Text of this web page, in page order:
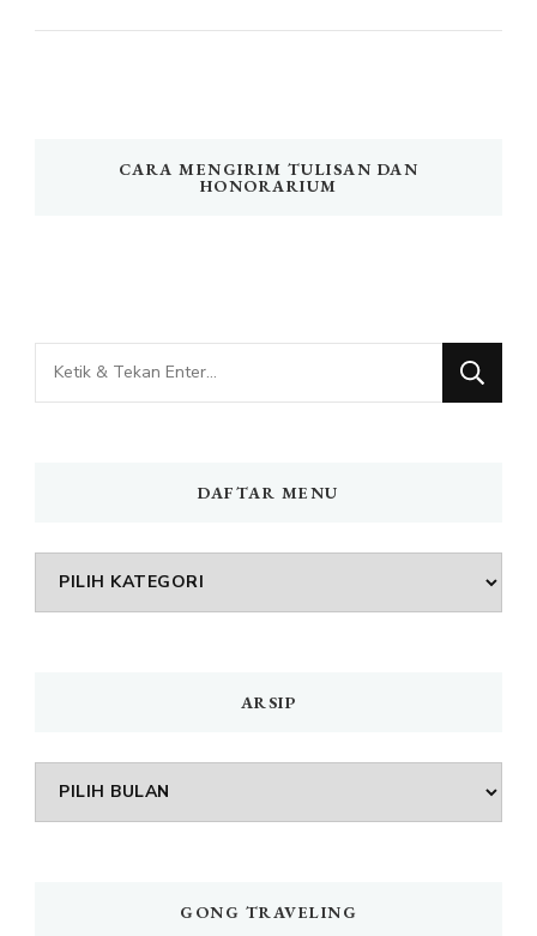
CARA MENGIRIM TULISAN DAN
HONORARIUM
Mencari
Sesuatu?
DAFTAR MENU
DAFTAR
MENU
ARSIP
Arsip
GONG TRAVELING